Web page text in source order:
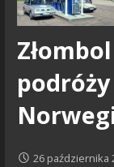
26 października